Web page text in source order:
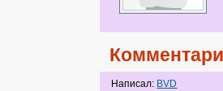
Написал: BVD